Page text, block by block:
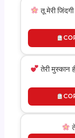
तू मेरी
तेरी मुस्कान